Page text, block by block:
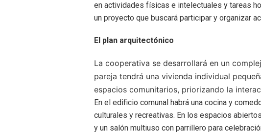
en actividades físicas e intelectuales y tareas
un proyecto que buscará participar y organizar
El plan arquitectónico
La cooperativa se desarrollará en un
pareja tendrá una vivienda individual
espacios comunitarios, priorizando la
En el edificio comunal habrá una cocina y
culturales y recreativas. En los espacios
y un salón multiuso con parrillero para